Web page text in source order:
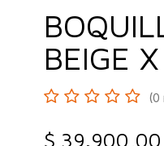
BEIGE
(0
$ 39.900,00